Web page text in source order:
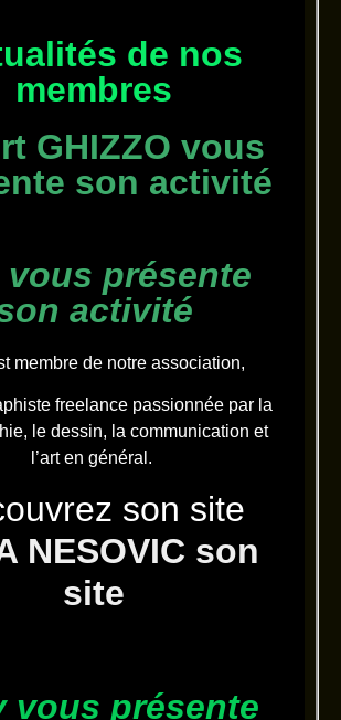
de nos
membres
GHIZZO vous
son activité
vous présente
activité
membre de notre association,
freelance passionnée par la
le dessin, la communication et
l’art en général.
son site
NESOVIC son
site
vous présente